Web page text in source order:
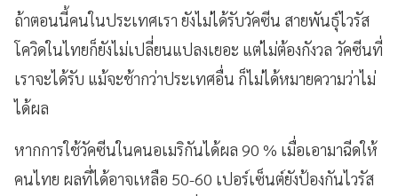
ถ้าตอนนี้คนในประเทศเรา ยังไม่ได้รับวัคซีน สายพันธุ์ไวรัส
โควิดในไทยก็ยังไม่เปลี่ยนแปลงเยอะ แต่ไม่ต้องกังวล วัคซีนที่
เราจะได้รับ แม้จะช้ากว่าประเทศอื่น ก็ไม่ได้หมายความว่าไม่
ได้ผล
หากการใช้วัคซีนในคนอเมริกันได้ผล 90 % เมื่อเอามาฉีดให้
คนไทย ผลที่ได้อาจเหลือ 50-60 เปอร์เซ็นต์ยังป้องกันไวรัส